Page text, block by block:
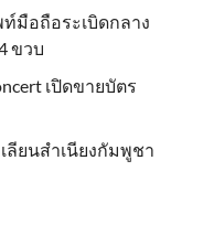
มือถือระเบิดกลาง
ขวบ
เปิดขายบัตร
ลียนสำเนียงกัมพูชา